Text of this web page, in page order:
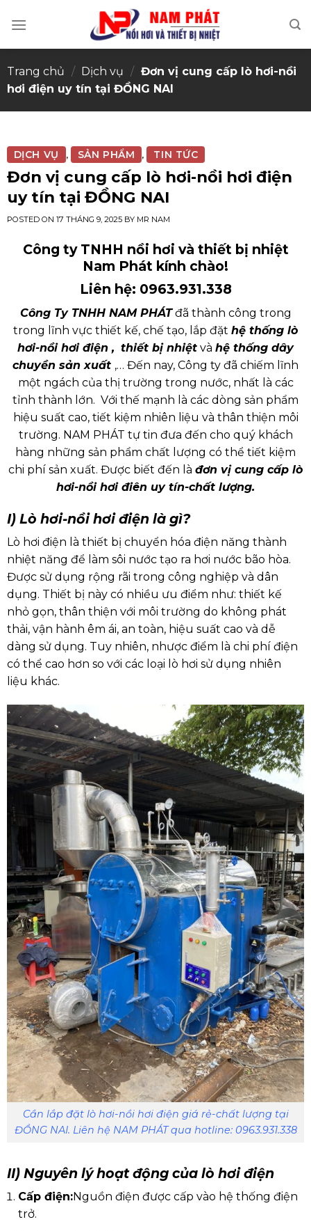
Trang chủ / Dịch vụ / Đơn vị cung cấp lò hơi-nồi
hơi điện uy tín tại ĐỒNG NAI
DỊCH VỤ , SẢN PHẨM , TIN TỨC
Đơn vị cung cấp lò hơi-nồi hơi điện
uy tín tại ĐỒNG NAI
POSTED ON 17 THÁNG 9, 2025BY MR NAM
Công ty TNHH nồi hơi và thiết bị nhiệt
Nam Phát kính chào!
Liên hệ: 0963.931.338
Công Ty TNHH NAM PHÁTđã thành công trong
trong lĩnh vực thiết kế, chế tạo, lắp đặt hệ thống lò
hơi-nồi hơi điện , thiết bị nhiệt và hệ thống dây
chuyền sản xuất ,… Đến nay, Công ty đã chiếm lĩnh
một ngách của thị trường trong nước, nhất là các
tỉnh thành lớn. Với thế mạnh là các dòng sản phẩm
hiệu suất cao, tiết kiệm nhiên liệu và thân thiện môi
trường. NAM PHÁT tự tin đưa đến cho quý khách
hàng những sản phẩm chất lượng có thể tiết kiệm
chi phí sản xuất. Được biết đến là đơn vị cung cấp lò
hơi-nồi hơi điên uy tín-chất lượng.
I) Lò hơi-nồi hơi điện là gì?
Lò hơi điện là thiết bị chuyển hóa điện năng thành
nhiệt năng để làm sôi nước tạo ra hơi nước bão hòa.
Được sử dụng rộng rãi trong công nghiệp và dân
dụng. Thiết bị này có nhiều ưu điểm như: thiết kế
nhỏ gọn, thân thiện với môi trường do không phát
thải, vận hành êm ái, an toàn, hiệu suất cao và dễ
dàng sử dụng. Tuy nhiên, nhược điểm là chi phí điện
có thể cao hơn so với các loại lò hơi sử dụng nhiên
liệu khác.
Cần lắp đặt lò hơi-nồi hơi điện giá rẻ-chất lượng tại
ĐỒNG NAI. Liên hệ NAM PHÁT qua hotline: 0963.931.338
II) Nguyên lý hoạt động của lò hơi điện
Cấp điện:Nguồn điện được cấp vào hệ thống điện
trở.